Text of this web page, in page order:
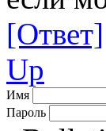
[Ответ]
Up
Имя
Пароль